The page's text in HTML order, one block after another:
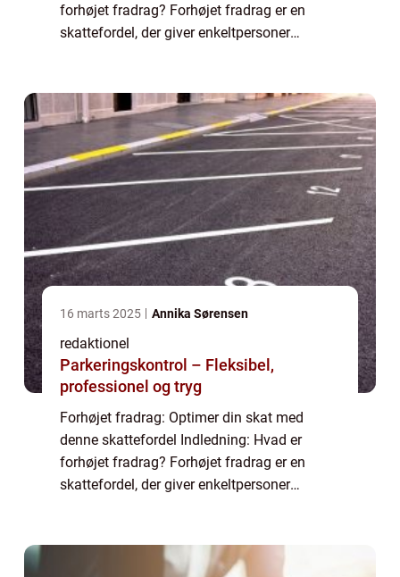
forhøjet fradrag? Forhøjet fradrag er en
skattefordel, der giver enkeltpersoner
indkomst ...
16 marts 2025 Annika Sørensen
redaktionel
Parkeringskontrol – Fleksibel,
professionel og tryg
Forhøjet fradrag: Optimer din skat med
denne skattefordel Indledning: Hvad er
forhøjet fradrag? Forhøjet fradrag er en
skattefordel, der giver enkeltpersoner